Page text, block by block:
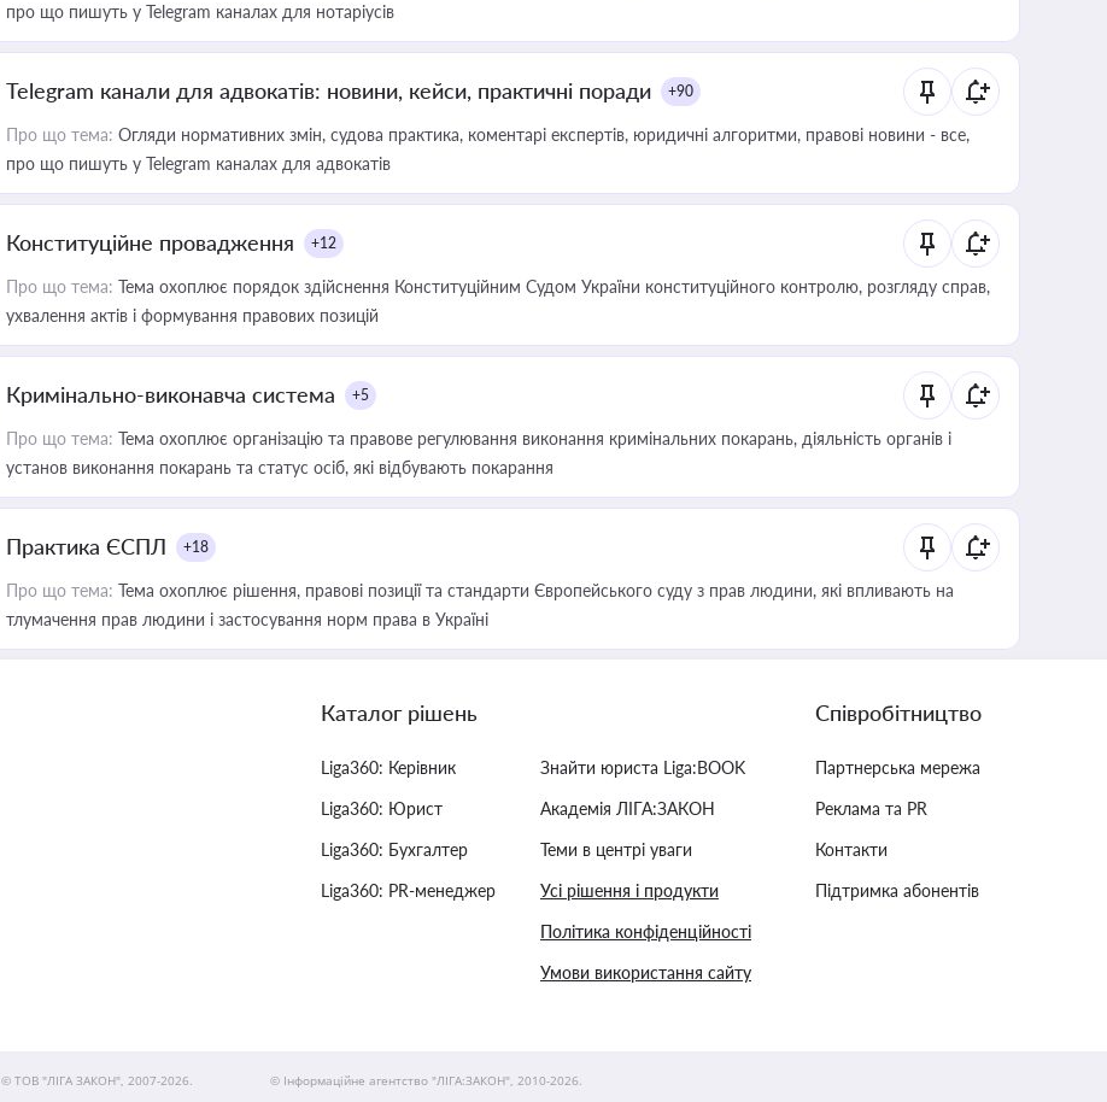
про що пишуть у Telegram каналах для нотаріусів
Telegram канали для адвокатів: новини, кейси, практичні поради +90
Про що тема: Огляди нормативних змін, судова практика, коментарі експертів, юридичні алгоритми, правові новини - все,
про що пишуть у Telegram каналах для адвокатів
Конституційне провадження +12
Про що тема: Тема охоплює порядок здійснення Конституційним Судом України конституційного контролю, розгляду справ,
ухвалення актів і формування правових позицій
Кримінально-виконавча система +5
Про що тема: Тема охоплює організацію та правове регулювання виконання кримінальних покарань, діяльність органів і
установ виконання покарань та статус осіб, які відбувають покарання
Практика ЄСПЛ +18
Про що тема: Тема охоплює рішення, правові позиції та стандарти Європейського суду з прав людини, які впливають на
тлумачення прав людини і застосування норм права в Україні
Каталог рішень
Liga360: Керівник
Liga360: Юрист
Liga360: Бухгалтер
Liga360: PR-менеджер
Знайти юриста Liga:BOOK
Академія ЛІГА:ЗАКОН
Теми в центрі уваги
Усі рішення і продукти
Політика конфіденційності
Умови використання сайту
Співробітництво
Партнерська мережа
Реклама та PR
Контакти
Підтримка абонентів
© ТОВ "ЛІГА ЗАКОН", 2007-2026. © Інформаційне агентство "ЛІГА:ЗАКОН", 2010-2026.